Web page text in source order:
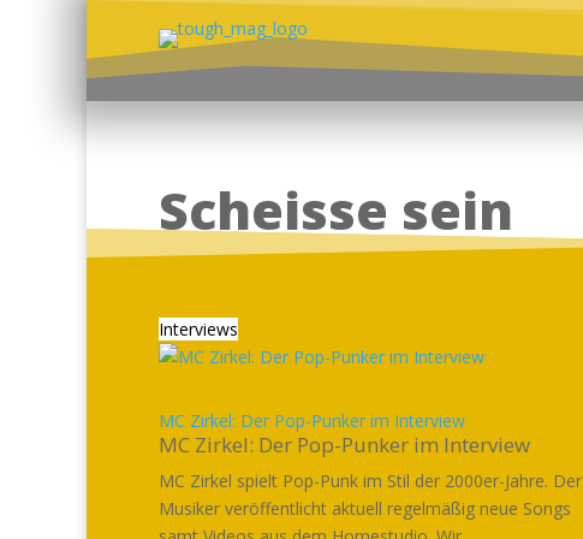
Scheisse sein
Interviews
MC Zirkel: Der Pop-Punker im Interview
MC Zirkel: Der Pop-Punker im Interview
MC Zirkel spielt Pop-Punk im Stil der 2000er-Jahre. Der
Musiker veröffentlicht aktuell regelmäßig neue Songs